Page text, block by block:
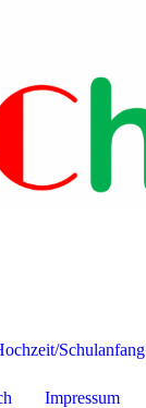
Schulanfang
Impressum